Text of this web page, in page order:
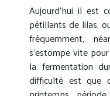
Aujourd’hui il est
pétillants de lilas,
fréquemment,
s’estompe vite
la fermentation
difficulté est que